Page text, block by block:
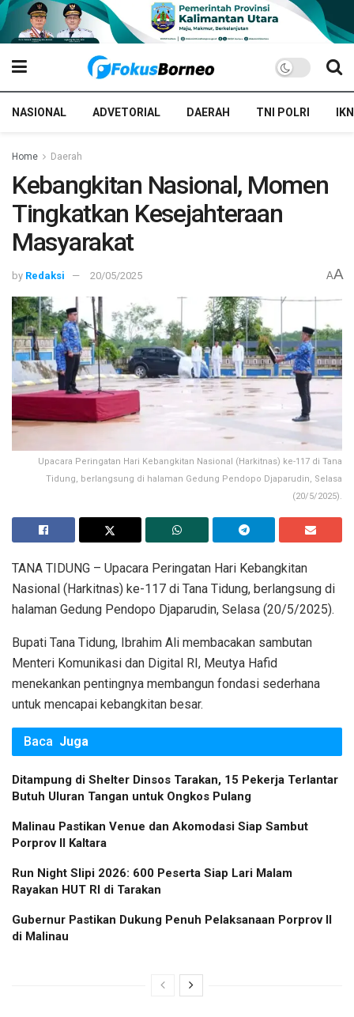
NASIONAL ADVETORIAL DAERAH TNI POLRI IKN
Home Daerah
Kebangkitan Nasional, Momen
Tingkatkan Kesejahteraan
Masyarakat
by Redaksi 20/05/2025 AA
Upacara Peringatan Hari Kebangkitan Nasional (Harkitnas) ke-117 di Tana
Tidung, berlangsung di halaman Gedung Pendopo Djaparudin, Selasa
(20/5/2025).
TANA TIDUNG – Upacara Peringatan Hari Kebangkitan
Nasional (Harkitnas) ke-117 di Tana Tidung, berlangsung di
halaman Gedung Pendopo Djaparudin, Selasa (20/5/2025).
Bupati Tana Tidung, Ibrahim Ali membacakan sambutan
Menteri Komunikasi dan Digital RI, Meutya Hafid
menekankan pentingnya membangun fondasi sederhana
untuk mencapai kebangkitan besar.
Baca Juga
Ditampung di Shelter Dinsos Tarakan, 15 Pekerja Terlantar
Butuh Uluran Tangan untuk Ongkos Pulang
Malinau Pastikan Venue dan Akomodasi Siap Sambut
Porprov II Kaltara
Run Night Slipi 2026: 600 Peserta Siap Lari Malam
Rayakan HUT RI di Tarakan
Gubernur Pastikan Dukung Penuh Pelaksanaan Porprov II
di Malinau